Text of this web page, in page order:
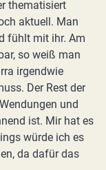
thematisiert
aktuell. Man
fühlt mit ihr. Am
so weiß man
irgendwie
Der Rest der
und
ist. Mir hat es
würde ich es
da dafür das